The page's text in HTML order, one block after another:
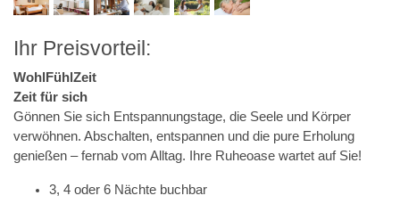
Ihr Preisvorteil:
WohlFühlZeit
Zeit für sich
Gönnen Sie sich Entspannungstage, die Seele und Körper
verwöhnen. Abschalten, entspannen und die pure Erholung
genießen – fernab vom Alltag. Ihre Ruheoase wartet auf Sie!
3, 4 oder 6 Nächte buchbar